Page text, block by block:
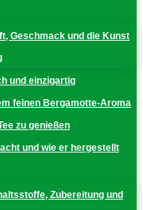
Geschmack und die Kunst
und einzigartig
feinen Bergamotte-Aroma
zu genießen
und wie er hergestellt
Zubereitung und